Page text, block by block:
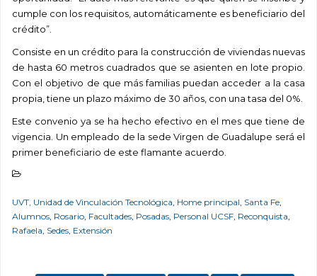
cumple con los requisitos, automáticamente es beneficiario del
crédito”.
Consiste en un crédito para la construcción de viviendas nuevas
de hasta 60 metros cuadrados que se asienten en lote propio.
Con el objetivo de que más familias puedan acceder a la casa
propia, tiene un plazo máximo de 30 años, con una tasa del 0%.
Este convenio ya se ha hecho efectivo en el mes que tiene de
vigencia. Un empleado de la sede Virgen de Guadalupe será el
primer beneficiario de este flamante acuerdo.
UVT, Unidad de Vinculación Tecnológica, Home principal, Santa Fe,
Alumnos, Rosario, Facultades, Posadas, Personal UCSF, Reconquista,
Rafaela, Sedes, Extensión